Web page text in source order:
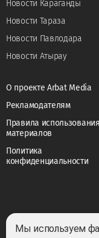
Новости Караганды
Новости Тараза
Новости Павлодара
Новости Атырау
О проекте Arbat Media
Рекламодателям
Правила использования
материалов
Политика
конфиденциальности
Мы используем